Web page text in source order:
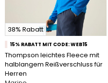
38% Rabatt
15% RABATT MIT CODE: WEB15
Thompson leichtes Fleece mit
halblangem Reißverschluss für
Herren